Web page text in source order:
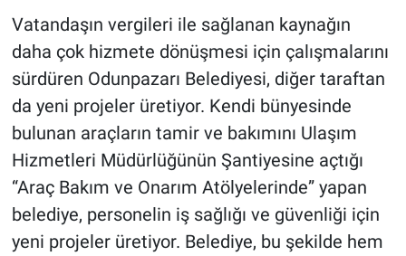
Vatandaşın vergileri ile sağlanan kaynağın
daha çok hizmete dönüşmesi için çalışmalarını
sürdüren Odunpazarı Belediyesi, diğer taraftan
da yeni projeler üretiyor. Kendi bünyesinde
bulunan araçların tamir ve bakımını Ulaşım
Hizmetleri Müdürlüğünün Şantiyesine açtığı
“Araç Bakım ve Onarım Atölyelerinde” yapan
belediye, personelin iş sağlığı ve güvenliği için
yeni projeler üretiyor. Belediye, bu şekilde hem
Magazin
Bilim ve Teknoloji